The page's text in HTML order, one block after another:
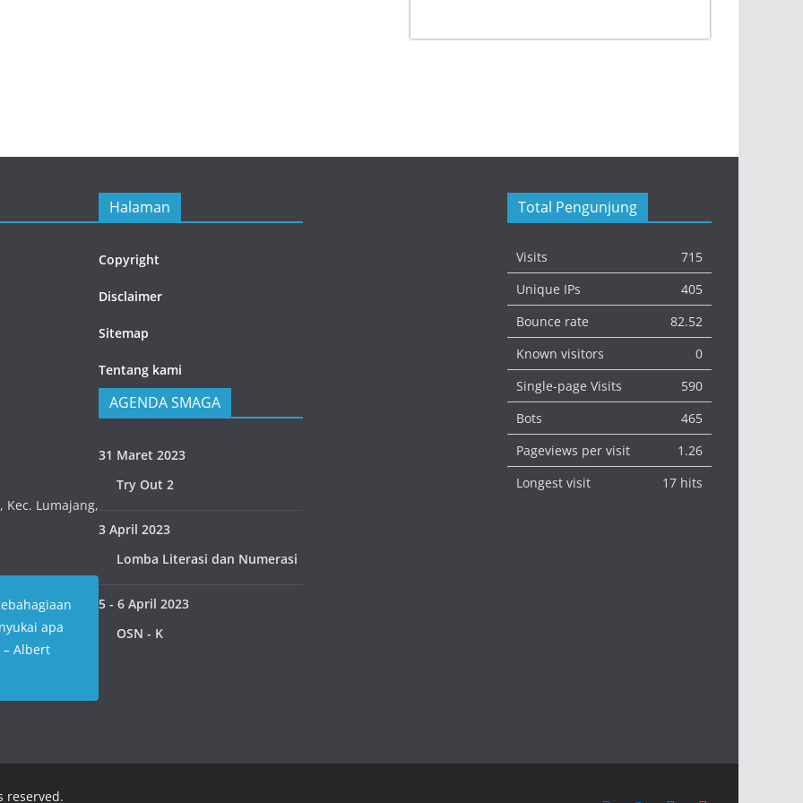
Kec. Lumajang,
apa
– Albert
Halaman
Copyright
Disclaimer
Sitemap
Tentang kami
AGENDA SMAGA
31 Maret 2023
Try Out 2
3 April 2023
Lomba Literasi dan Numerasi
5 - 6 April 2023
OSN - K
Total Pengunjung
Visits
715
Unique IPs
405
Bounce rate
82.52
Known visitors
0
Single-page Visits
590
Bots
465
Pageviews per visit
1.26
Longest visit
17 hits
reserved.